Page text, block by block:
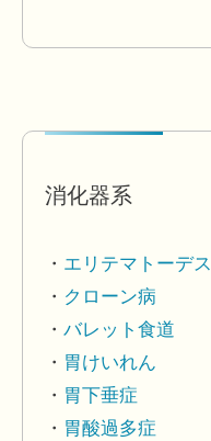
消化器系
エリテマトーデス
クローン病
バレット食道
胃けいれん
胃下垂症
胃酸過多症